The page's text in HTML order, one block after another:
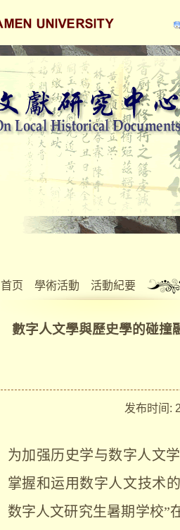
首页 學術活動 活動紀要
數字人文學與歷史學的碰
发布时间:
为加强历史学与数字人文
掌握和运用数字人文技术的
数字人文研究生暑期学校”